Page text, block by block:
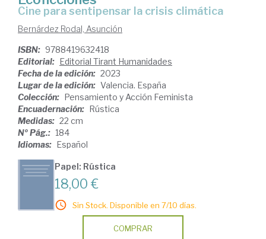
Cine para sentipensar la crisis climática
Bernárdez Rodal, Asunción
ISBN: 9788419632418
Editorial: Editorial Tirant Humanidades
Fecha de la edición: 2023
Lugar de la edición: Valencia. España
Colección: Pensamiento y Acción Feminista
Encuadernación: Rústica
Medidas: 22 cm
Nº Pág.: 184
Idiomas: Español
Papel: Rústica
18,00 €
Sin Stock. Disponible en 7/10 días.
COMPRAR